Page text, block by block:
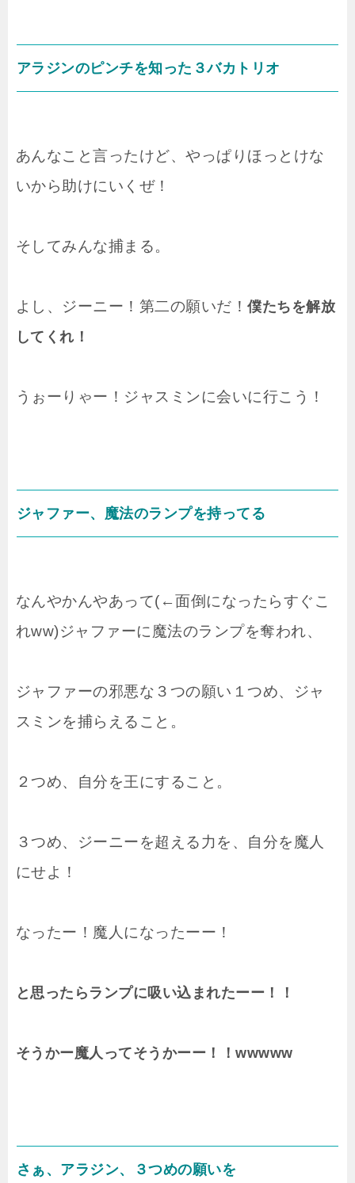
アラジンのピンチを知った３バカトリオ
あんなこと言ったけど、やっぱりほっとけな
いから助けにいくぜ！
そしてみんな捕まる。
よし、ジーニー！第二の願いだ！僕たちを解放
してくれ！
うぉーりゃー！ジャスミンに会いに行こう！
ジャファー、魔法のランプを持ってる
なんやかんやあって(←面倒になったらすぐこ
れww)ジャファーに魔法のランプを奪われ、
ジャファーの邪悪な３つの願い１つめ、ジャ
スミンを捕らえること。
２つめ、自分を王にすること。
３つめ、ジーニーを超える力を、自分を魔人
にせよ！
なったー！魔人になったーー！
と思ったらランプに吸い込まれたーー！！
そうかー魔人ってそうかーー！！wwwww
さぁ、アラジン、３つめの願いを